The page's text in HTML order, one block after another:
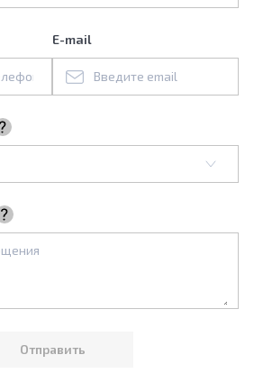
E-mail